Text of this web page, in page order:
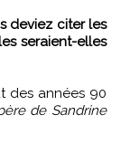
deviez citer les
seraient-elles
des années 90
de Sandrine